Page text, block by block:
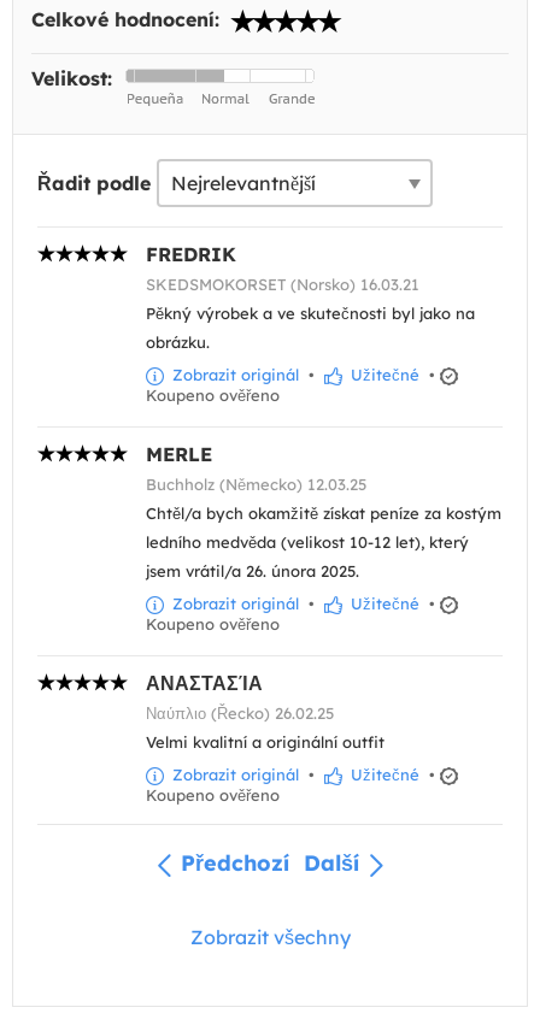
Celkové hodnocení:
Velikost:
Řadit podle
FREDRIK
SKEDSMOKORSET (Norsko) 16.03.21
Pěkný výrobek a ve skutečnosti byl jako na
obrázku.
Zobrazit originál • Užitečné •
Koupeno ověřeno
MERLE
Buchholz (Německo) 12.03.25
Chtěl/a bych okamžitě získat peníze za kostým
ledního medvěda (velikost 10-12 let), který
jsem vrátil/a 26. února 2025.
Zobrazit originál • Užitečné •
Koupeno ověřeno
ΑΝΑΣΤΑΣΊΑ
Ναύπλιο (Řecko) 26.02.25
Velmi kvalitní a originální outfit
Zobrazit originál • Užitečné •
Koupeno ověřeno
Předchozí Další
Zobrazit všechny